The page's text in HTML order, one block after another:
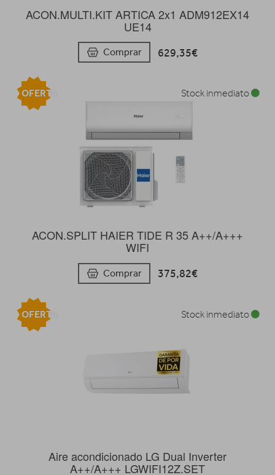
ACON.MULTI.KIT ARTICA 2x1 ADM912EX14
UE14
Comprar 629,35€
ACON.SPLIT HAIER TIDE R 35 A++/A+++
WIFI
Comprar 375,82€
Stock inmediato
OFERTA
Aire acondicionado LG Dual Inverter
A++/A+++ LGWIFI12Z.SET
Stock inmediato
OFERTA